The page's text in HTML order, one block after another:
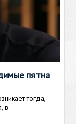
пятна
тогда,
в